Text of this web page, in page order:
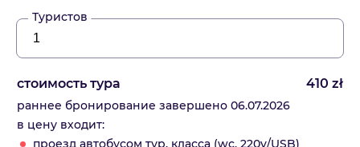
Туристов
стоимость тура 410 zł
раннее бронирование завершено 06.07.2026
в цену входит:
проезд автобусом тур. класса (wc, 220v/USB)